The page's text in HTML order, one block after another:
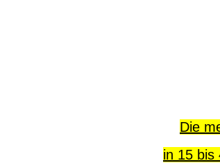
Die
in 15 bis